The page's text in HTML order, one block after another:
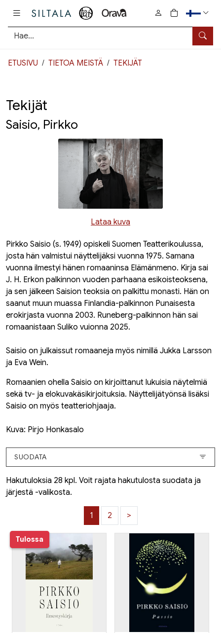
Hae
0
tuotetta
ETUSIVU TIETOA MEISTÄ TEKIJÄT
Tekijät
Saisio, Pirkko
Lataa kuva
Pirkko Saisio (s. 1949) opiskeli Suomen Teatterikoulussa,
josta hän valmistui näyttelijäksi vuonna 1975. Samana
vuonna ilmestyi hänen romaaninsa Elämänmeno. Kirja sai
J. H. Erkon palkinnon vuoden parhaana esikoisteoksena,
ja sen jälkeen Saision teoksia on palkittu monasti. Hän on
saanut muun muassa Finlandia-palkinnon Punaisesta
erokirjasta vuonna 2003. Runeberg-palkinnon hän sai
romaanistaan Suliko vuionna 2025.
Saisio on julkaissut romaaneja myös nimillä Jukka Larsson
ja Eva Wein.
Romaanien ohella Saisio on kirjoittanut lukuisia näytelmiä
sekä tv- ja elokuvakäsikirjoituksia. Näyttelijätyönsä lisäksi
Saisio on myös teatteriohjaaja.
Kuva: Pirjo Honkasalo
SUODATA
Hakutuloksia 28 kpl. Voit rajata hakutulosta suodata ja
järjestä -valikosta.
1 2 >
Tulossa